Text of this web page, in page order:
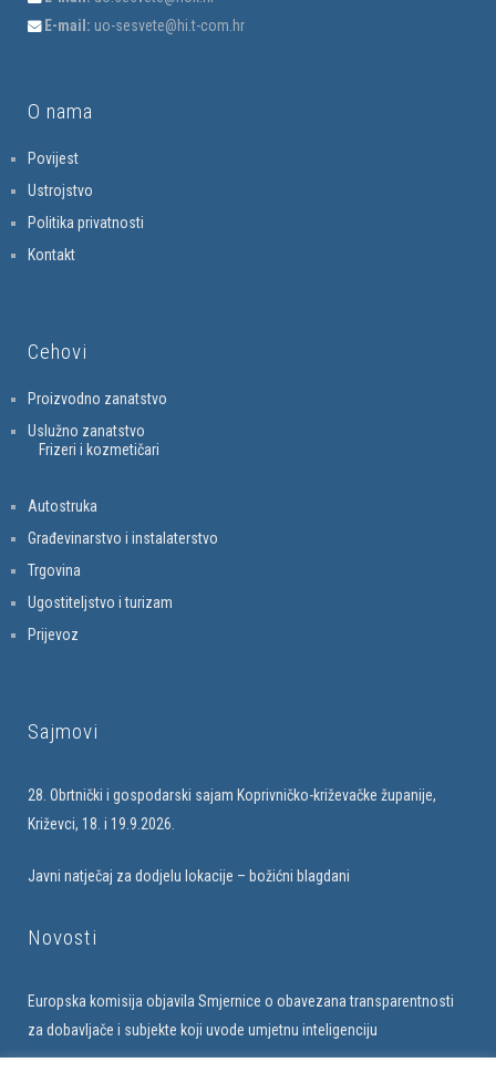
E-mail: uo-sesvete@hi.t-com.hr
O nama
Povijest
Ustrojstvo
Politika privatnosti
Kontakt
Cehovi
Proizvodno zanatstvo
Uslužno zanatstvo
Frizeri i kozmetičari
Autostruka
Građevinarstvo i instalaterstvo
Trgovina
Ugostiteljstvo i turizam
Prijevoz
Sajmovi
28. Obrtnički i gospodarski sajam Koprivničko-križevačke županije,
Križevci, 18. i 19.9.2026.
Javni natječaj za dodjelu lokacije – božićni blagdani
Novosti
Europska komisija objavila Smjernice o obavezana transparentnosti
za dobavljače i subjekte koji uvode umjetnu inteligenciju